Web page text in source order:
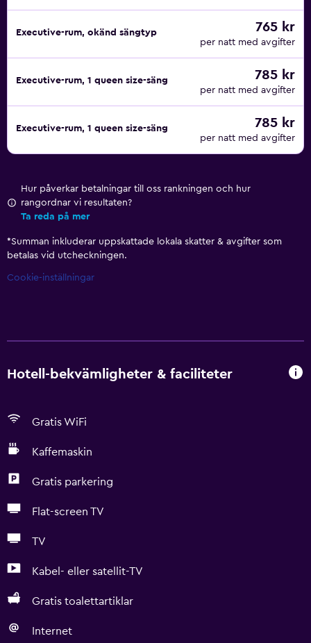
Executive-rum, okänd sängtyp 765 kr
per natt med avgifter
Executive-rum, 1 queen size-säng 785 kr
per natt med avgifter
Executive-rum, 1 queen size-säng 785 kr
per natt med avgifter
Hur påverkar betalningar till oss rankningen och hur
rangordnar vi resultaten?
Ta reda på mer
*Summan inkluderar uppskattade lokala skatter & avgifter som
betalas vid utcheckningen.
Cookie-inställningar
Hotell-bekvämligheter & faciliteter
Gratis WiFi
Kaffemaskin
Gratis parkering
Flat-screen TV
TV
Kabel- eller satellit-TV
Gratis toalettartiklar
Internet